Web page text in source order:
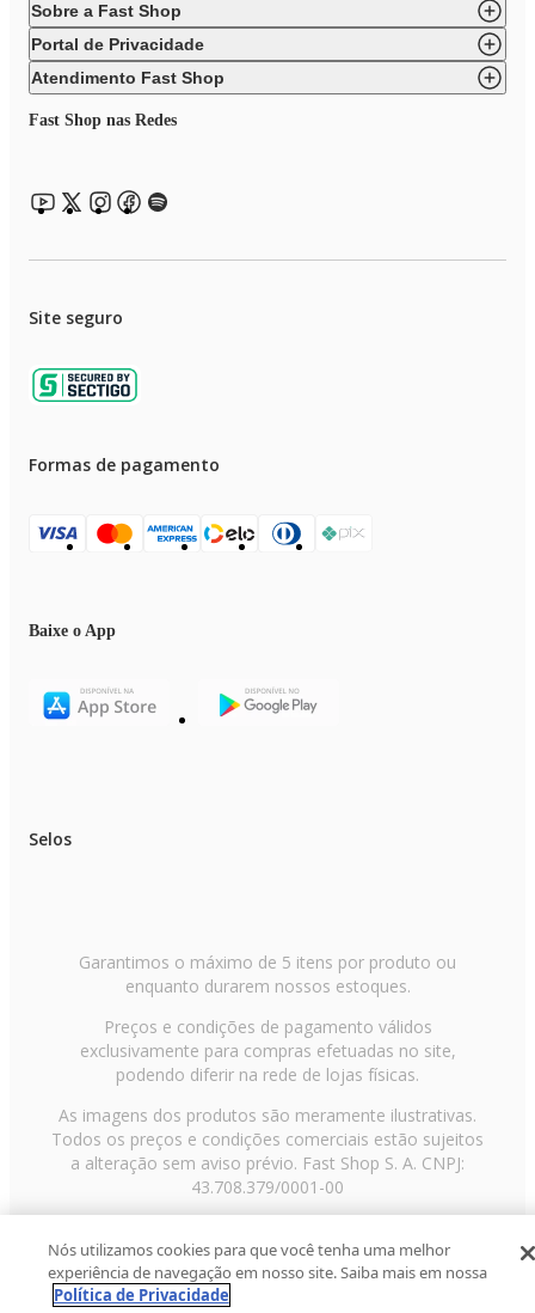
Sobre a Fast Shop
Portal de Privacidade
Atendimento Fast Shop
Fast Shop nas Redes
Site seguro
Formas de pagamento
Baixe o App
Selos
Garantimos o máximo de 5 itens por produto ou
enquanto durarem nossos estoques.
Preços e condições de pagamento válidos
exclusivamente para compras efetuadas no site,
podendo diferir na rede de lojas físicas.
As imagens dos produtos são meramente ilustrativas.
Todos os preços e condições comerciais estão sujeitos
a alteração sem aviso prévio. Fast Shop S. A. CNPJ:
43.708.379/0001-00
Paulo/SP, CEP 02029-001, Telefone: 11 3003-3728 ©
2013 Fast Shop - Todos os direitos reservadosRF
Nós utilizamos cookies para que você tenha uma melhor
experiência de navegação em nosso site. Saiba mais em nossa
Política de Privacidade